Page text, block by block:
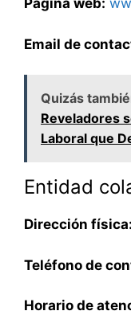
Página web:
Email de
Quizás
Reveladores
Laboral que
Entidad
Dirección física:
Teléfono de
Horario de